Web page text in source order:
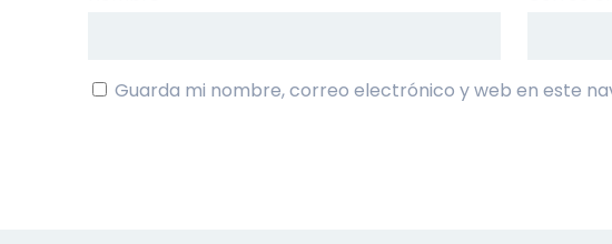
Guarda mi nombre, correo electrónico y web en este